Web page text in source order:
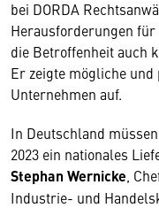
bei DORDA
Herausforderungen für
die Betroffenheit auch
Er zeigte mögliche
Unternehmen auf.
In Deutschland
2023 ein nationales
Stephan Wernicke ,
Industrie- und